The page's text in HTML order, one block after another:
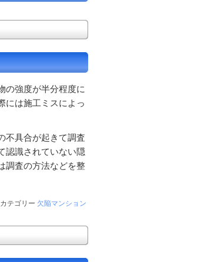
の強度が半分程度に
には施工ミスによっ
不具合が起きて調査
認識されていない隠
調査の方法などを整
テゴリー 欠陥マンション